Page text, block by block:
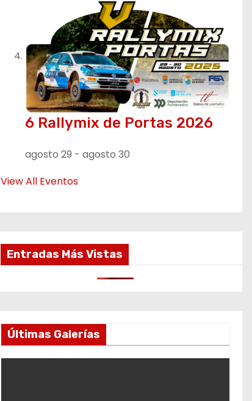
6 Rallymix de Portas 2026
agosto 29 - agosto 30
View All Eventos
Entradas Más Vistas
Últimas Galerías